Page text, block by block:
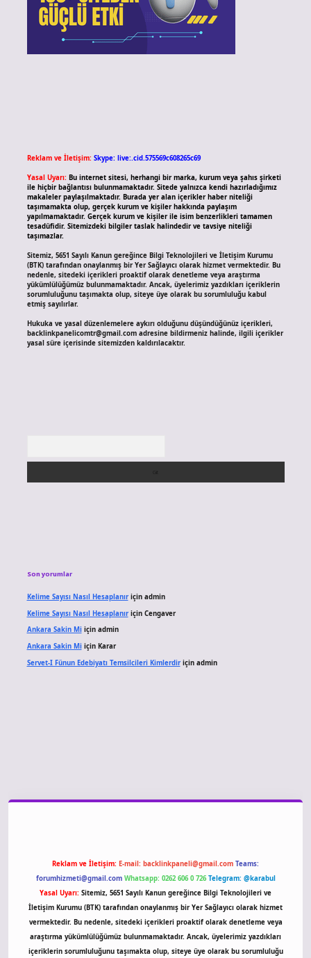
Reklam ve İletişim: Skype: live:.cid.575569c608265c69
Yasal Uyarı: Bu internet sitesi, herhangi bir marka, kurum veya şahıs şirketi
ile hiçbir bağlantısı bulunmamaktadır. Sitede yalnızca kendi hazırladığımız
makaleler paylaşılmaktadır. Burada yer alan içerikler haber niteliği
taşımamakta olup, gerçek kurum ve kişiler hakkında paylaşım
yapılmamaktadır. Gerçek kurum ve kişiler ile isim benzerlikleri tamamen
tesadüfidir. Sitemizdeki bilgiler taslak halindedir ve tavsiye niteliği
taşımazlar.
Sitemiz, 5651 Sayılı Kanun gereğince Bilgi Teknolojileri ve İletişim Kurumu
(BTK) tarafından onaylanmış bir Yer Sağlayıcı olarak hizmet vermektedir. Bu
nedenle, sitedeki içerikleri proaktif olarak denetleme veya araştırma
yükümlülüğümüz bulunmamaktadır. Ancak, üyelerimiz yazdıkları içeriklerin
sorumluluğunu taşımakta olup, siteye üye olarak bu sorumluluğu kabul
etmiş sayılırlar.
Hukuka ve yasal düzenlemelere aykırı olduğunu düşündüğünüz içerikleri,
backlinkpanelicomtr@gmail.comadresine bildirmeniz halinde, ilgili içerikler
yasal süre içerisinde sitemizden kaldırılacaktır.
Son yorumlar
Kelime Sayısı Nasıl Hesaplanıriçin admin
Kelime Sayısı Nasıl Hesaplanıriçin Cengaver
Ankara Sakin Miiçin admin
Ankara Sakin Miiçin Karar
Servet-I Fünun Edebiyatı Temsilcileri Kimlerdiriçin admin
Reklam ve İletişim: E-mail: backlinkpaneli@gmail.com Teams:
forumhizmeti@gmail.com Whatsapp: 0262 606 0 726 Telegram: @karabul
Yasal Uyarı: Sitemiz, 5651 Sayılı Kanun gereğince Bilgi Teknolojileri ve
İletişim Kurumu (BTK) tarafından onaylanmış bir Yer Sağlayıcı olarak hizmet
vermektedir. Bu nedenle, sitedeki içerikleri proaktif olarak denetleme veya
araştırma yükümlülüğümüz bulunmamaktadır. Ancak, üyelerimiz yazdıkları
içeriklerin sorumluluğunu taşımakta olup, siteye üye olarak bu sorumluluğu